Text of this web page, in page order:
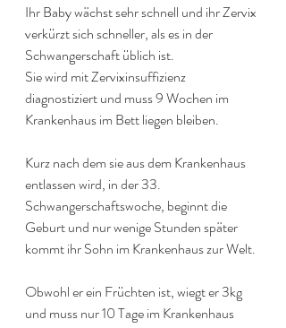
Ihr Baby wächst sehr schnell und ihr Zervix
verkürzt sich schneller, als es in der
Schwangerschaft üblich ist.
Sie wird mit Zervixinsuffizienz
diagnostiziert und muss 9 Wochen im
Krankenhaus im Bett liegen bleiben.
Kurz nach dem sie aus dem Krankenhaus
entlassen wird, in der 33.
Schwangerschaftswoche, beginnt die
Geburt und nur wenige Stunden später
kommt ihr Sohn im Krankenhaus zur Welt.
Obwohl er ein Früchten ist, wiegt er 3kg
und muss nur 10 Tage im Krankenhaus